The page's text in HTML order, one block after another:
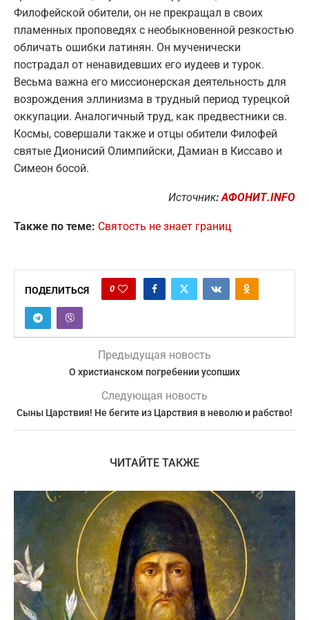
Филофейской обители, он не прекращал в своих
пламенных проповедях с необыкновенной резкостью
обличать ошибки латинян. Он мученически
пострадал от ненавидевших его иудеев и турок.
Весьма важна его миссионерская деятельность для
возрождения эллинизма в трудный период турецкой
оккупации. Аналогичный труд, как предвестники св.
Космы, совершали также и отцы обители Филофей
святые Дионисий Олимпийски, Дамиан в Киссаво и
Симеон босой.
Источник:АФОНИТ.INFO
Также по теме: Святость не знает границ
ПОДЕЛИТЬСЯ 0
Предыдущая новость
О христианском погребении усопших
Следующая новость
Сыны Царствия! Не бегите из Царствия в неволю и рабство!
ЧИТАЙТЕ ТАКЖЕ